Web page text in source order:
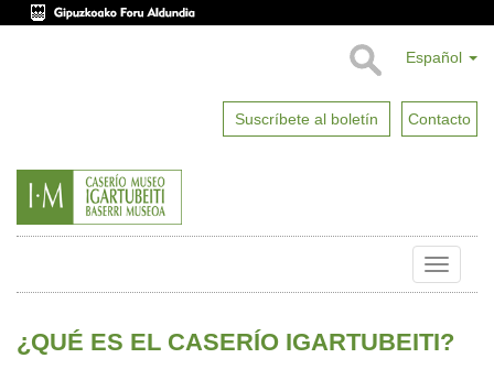
Español
Suscríbete al boletín Contacto
Toggle
¿QUÉ ES EL CASERÍO IGARTUBEITI?